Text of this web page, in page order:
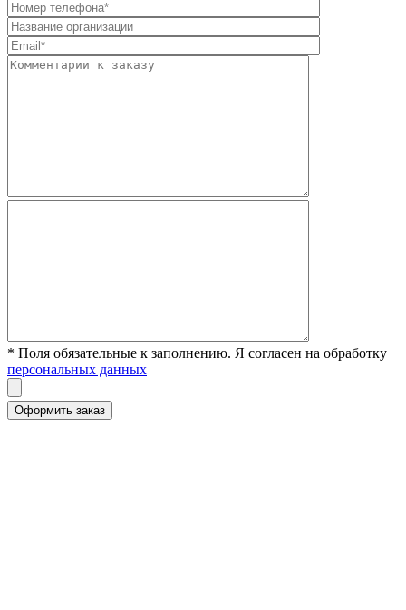
* Поля обязательные к заполнению. Я согласен на обработку
персональных данных